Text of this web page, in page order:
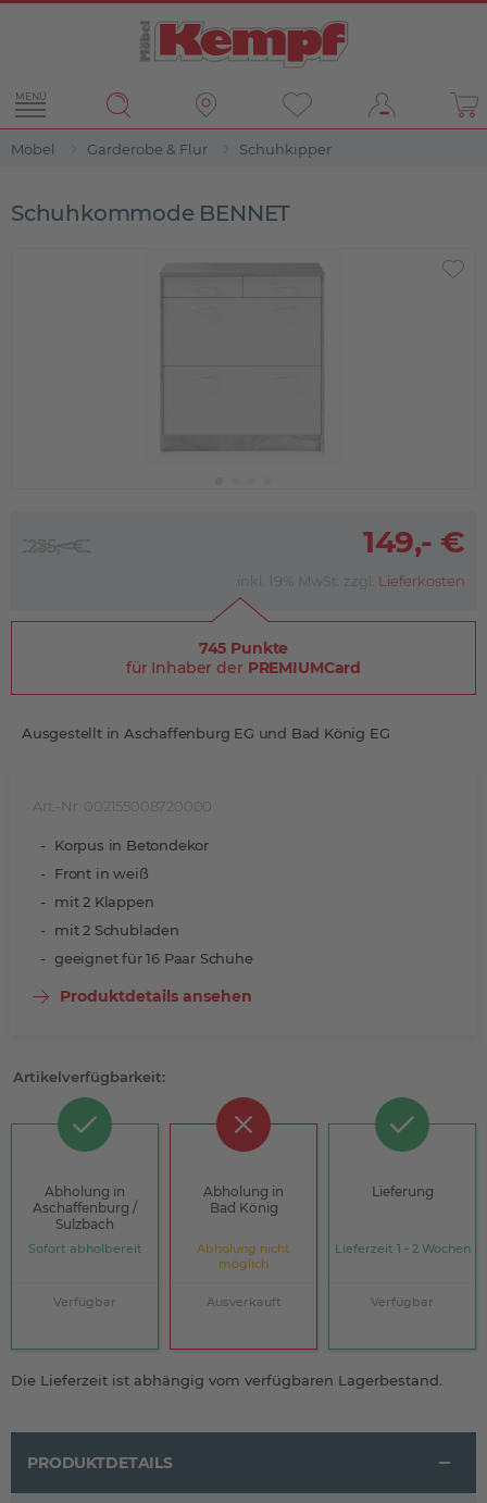
MENÜ
Möbel Garderobe & Flur Schuhkipper
Schuhkommode BENNET
Art.-Nr. 002155008720000
Korpus in Betondekor
Front in weiß
mit 2 Klappen
mit 2 Schubladen
geeignet für 16 Paar Schuhe
Produktdetails ansehen
Artikelverfügbarkeit:
Abholung in
Aschaffenburg /
Sulzbach
Sofort abholbereit
Verfügbar
Abholung in
Bad König
Abholung nicht
möglich
Ausverkauft
Lieferung
Lieferzeit 1 - 2 Wochen
Verfügbar
Die Lieferzeit ist abhängig vom verfügbaren Lagerbestand.
149,- €
235,- €
inkl. 19% MwSt. zzgl. Lieferkosten
745 Punkte
für Inhaber der PREMIUMCard
Ausgestellt in Aschaffenburg EG und Bad König EG
PRODUKTDETAILS